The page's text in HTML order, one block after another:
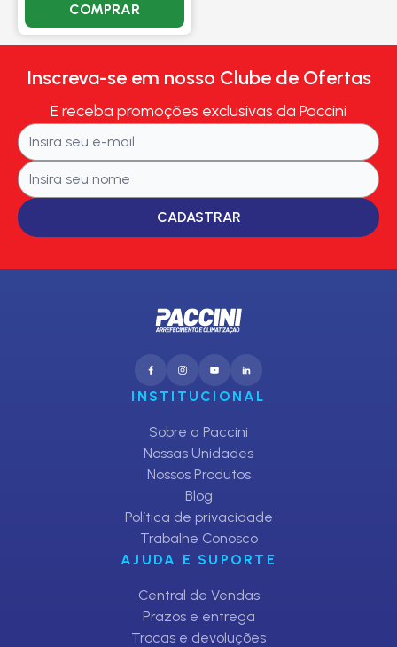
COMPRAR
Inscreva-se em nosso Clube de Ofertas
E receba promoções exclusivas da Paccini
CADASTRAR
INSTITUCIONAL
Sobre a Paccini
Nossas Unidades
Nossos Produtos
Blog
Política de privacidade
Trabalhe Conosco
AJUDA E SUPORTE
Central de Vendas
Prazos e entrega
Trocas e devoluções